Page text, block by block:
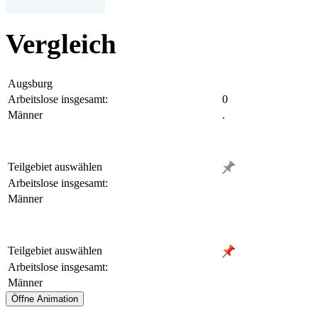
Vergleich
Augsburg
Arbeitslose insgesamt:
0
Männer
.
Teilgebiet auswählen
Arbeitslose insgesamt:
Männer
Teilgebiet auswählen
Arbeitslose insgesamt:
Männer